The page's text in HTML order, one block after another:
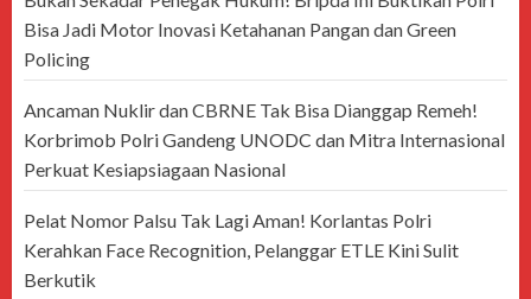
Bisa Jadi Motor Inovasi Ketahanan Pangan dan Green
Policing
Ancaman Nuklir dan CBRNE Tak Bisa Dianggap Remeh!
Korbrimob Polri Gandeng UNODC dan Mitra Internasional
Perkuat Kesiapsiagaan Nasional
Pelat Nomor Palsu Tak Lagi Aman! Korlantas Polri
Kerahkan Face Recognition, Pelanggar ETLE Kini Sulit
Berkutik